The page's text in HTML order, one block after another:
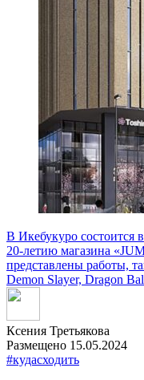
В Икебукуро состоится
20-летию магазина
представлены работы,
Demon Slayer, Dragon
Ксения Третьякова
Размещено 15.05.2024
#кудасходить